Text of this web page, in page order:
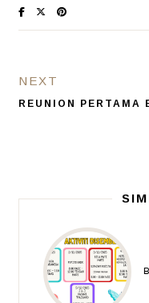
NEXT
REUNION PERTAMA